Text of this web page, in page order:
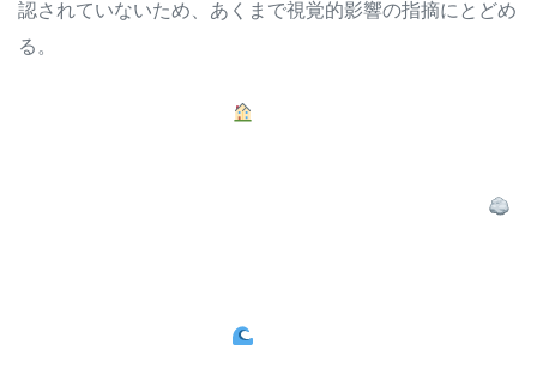
認されていないため、あくまで視覚的影響の指摘にとどめ
る。